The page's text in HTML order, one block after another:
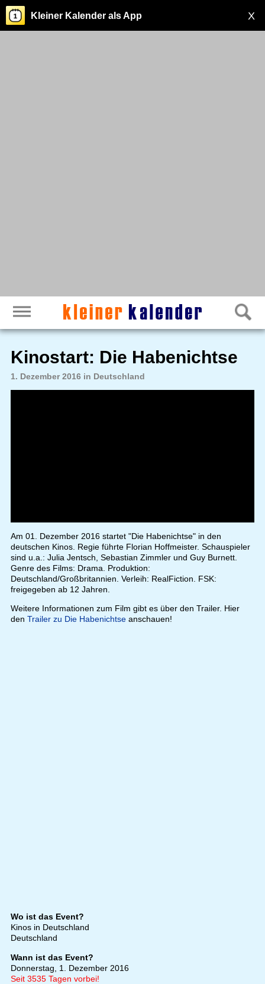
X
Kleiner Kalender als App
Kinostart: Die Habenichtse
1. Dezember 2016 in Deutschland
Am 01. Dezember 2016 startet "Die Habenichtse" in den
deutschen Kinos. Regie führte Florian Hoffmeister. Schauspieler
sind u.a.: Julia Jentsch, Sebastian Zimmler und Guy Burnett.
Genre des Films: Drama. Produktion:
Deutschland/Großbritannien. Verleih: RealFiction. FSK:
freigegeben ab 12 Jahren.
Weitere Informationen zum Film gibt es über den Trailer. Hier
den Trailer zu Die Habenichtseanschauen!
Wo ist das Event?
Kinos in Deutschland
Deutschland
Wann ist das Event?
Donnerstag, 1. Dezember 2016
Seit 3535 Tagen vorbei!